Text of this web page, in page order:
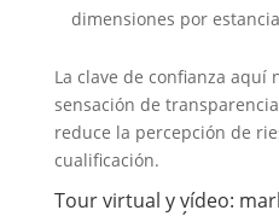
dimensiones por
La clave de confianza aquí
sensación de
reduce la percepción de
cualificación.
Tour virtual y vídeo: